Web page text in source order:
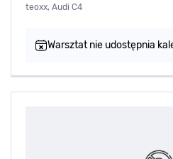
teoxx, Audi C4
Warsztat nie udostępnia